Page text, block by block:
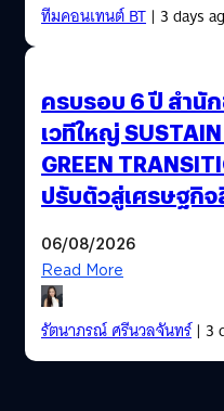
ทีมคอนเทนต์ BT| 3 days
ครบรอบ 6 ปี สำนัก
เวทีใหญ่
GREEN
ปรับตัวสู่เศรษฐกิ
06/08/2026
Read More
รัตนาภรณ์ ศรีนวลจันทร์| 3